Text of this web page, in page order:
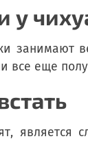
у
занимают
все еще